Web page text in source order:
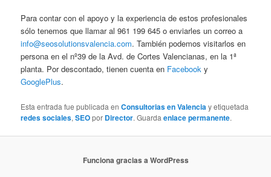
Para contar con el apoyo y la experiencia de estos profesionales
sólo tenemos que llamar al 961 199 645 o enviarles un correo a
info@seosolutionsvalencia.com. También podemos visitarlos en
persona en el nº39 de la Avd. de Cortes Valencianas, en la 1ª
planta. Por descontado, tienen cuenta en Facebook y
GooglePlus.
Esta entrada fue publicada enConsultorias en Valencia y etiquetada
redes sociales,SEOpor Director. Guardaenlace permanente.
Funciona gracias a WordPress